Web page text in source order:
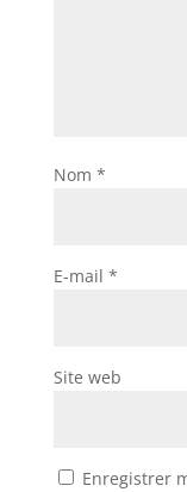
Nom *
E-mail *
Site web
Enregistrer